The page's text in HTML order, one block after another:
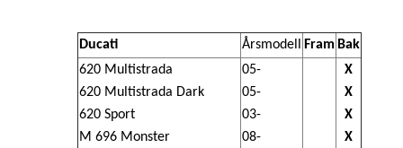
Ducati Årsmodell Fram Bak
620 Multistrada
620 Multistrada Dark
620 Sport
M 696 Monster
05-
05-
03-
08-
X
X
X
X